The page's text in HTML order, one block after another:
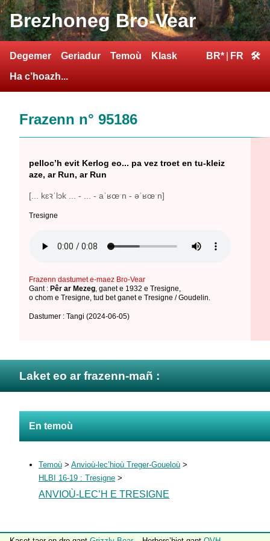
Brezhoneg Bro-Vear
Degemer Geriadur Temoù
Klask
Ha c’hoazh...
BR* FR 🛠
Frazenn n° 95186
pelloc’h evit Kerlog eo... pa vez troet en tu-kleiz
aze, ar Run, ar Run
[... kɛꝛˈlɔk ... - ... - aˈʁœˑn - əˈʁœˑn]
Tresigne
Frazenn dastumet e-maez Bro-Vear
Gant : Pêr ar Mezeg ganet e 1932 e Tresigne
o chom e Tresigne tud bet ganet e Tresigne / Goudelin
Dastumer : Tangi (2024-06-05)
Laket eo ar frazenn-mañ :
En temoù
Temoù > Anvioù-lec’hioù Treger-Goueloù >
HLBI 16-19 : Tresigne >
ANVIOÙ-LEC’H E TRESIGNE